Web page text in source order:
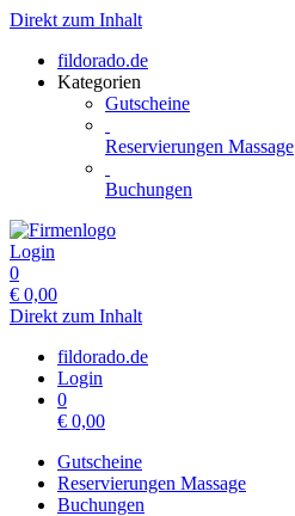
Direkt zum Inhalt
fildorado.de
Kategorien
Gutscheine
Reservierungen Massage
Buchungen
Login
0
€ 0,00
Direkt zum Inhalt
fildorado.de
Login
0
€ 0,00
Gutscheine
Reservierungen Massage
Buchungen